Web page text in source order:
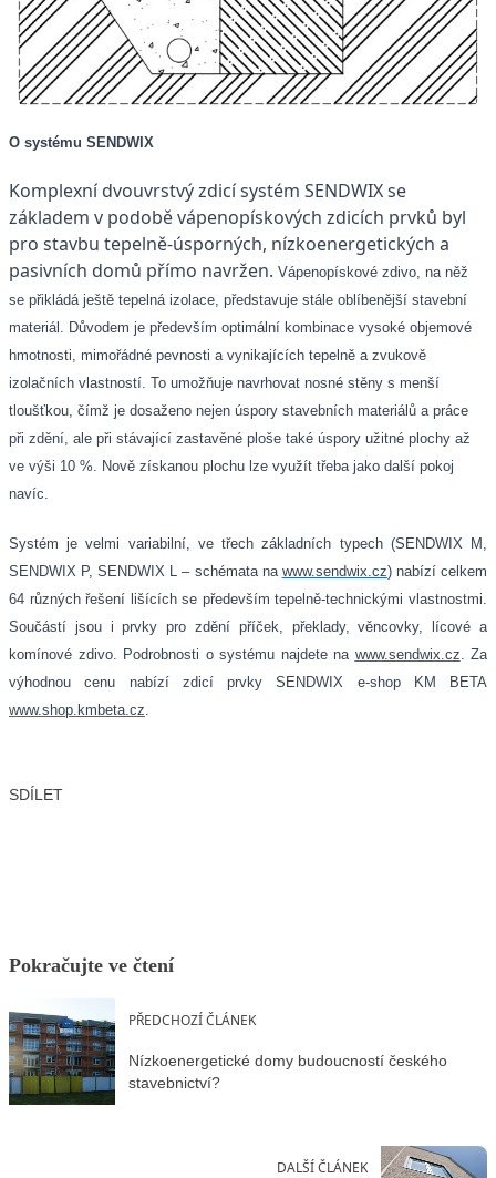
O systému SENDWIX
Komplexní dvouvrstvý zdicí systém SENDWIX se
základem v podobě vápenopískových zdicích prvků byl
pro stavbu tepelně-úsporných, nízkoenergetických a
pasivních domů přímo navržen. Vápenopískové zdivo, na něž
se přikládá ještě tepelná izolace, představuje stále oblíbenější stavební
materiál. Důvodem je především optimální kombinace vysoké objemové
hmotnosti, mimořádné pevnosti a vynikajících tepelně a zvukově
izolačních vlastností. To umožňuje navrhovat nosné stěny s menší
tloušťkou, čímž je dosaženo nejen úspory stavebních materiálů a práce
při zdění, ale při stávající zastavěné ploše také úspory užitné plochy až
ve výši 10 %. Nově získanou plochu lze využít třeba jako další pokoj
navíc.
Systém je velmi variabilní, ve třech základních typech (SENDWIX M,
SENDWIX P, SENDWIX L – schémata na www.sendwix.cz) nabízí celkem
64 různých řešení lišících se především tepelně-technickými vlastnostmi.
Součástí jsou i prvky pro zdění příček, překlady, věncovky, lícové a
komínové zdivo. Podrobnosti o systému najdete na www.sendwix.cz . Za
výhodnou cenu nabízí zdicí prvky SENDWIX e-shop KM BETA
www.shop.kmbeta.cz
SDÍLET
Pokračujte ve čtení
PŘEDCHOZÍ ČLÁNEK
Nízkoenergetické domy budoucností českého
stavebnictví?
DALŠÍ ČLÁNEK